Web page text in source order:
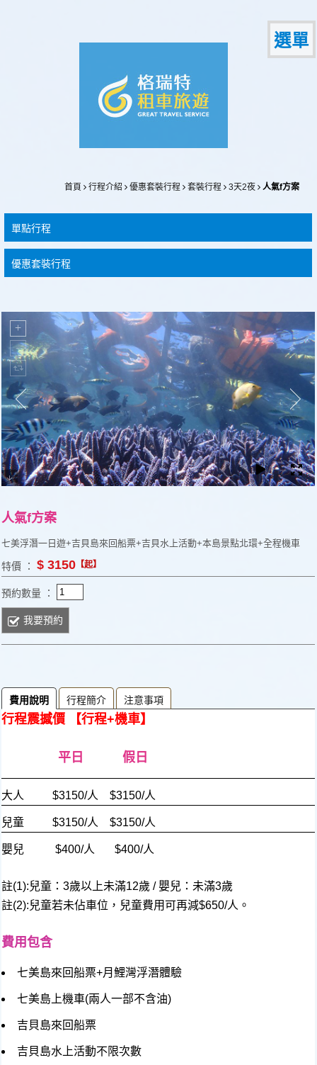
選單
首頁 行程介紹 優惠套裝行程 套裝行程 3天2夜 人氣f方案
單點行程
優惠套裝行程
人氣f方案
七美浮潛一日遊+吉貝島來回船票+吉貝水上活動+本島景點北環+全程機車
特價 ： $ 3150 【起】
預約數量 ：
我要預約
費用說明 行程簡介 注意事項
行程震撼價 【行程+機車】
平日 假日
大人 $3150/人 $3150/人
兒童 $3150/人 $3150/人
嬰兒 $400/人 $400/人
註(1):兒童：3歲以上未滿12歲 / 嬰兒：未滿3歲
註(2):兒童若未佔車位，兒童費用可再減$650/人。
費用包含
七美島來回船票+月鯉灣浮潛體驗
七美島上機車(兩人一部不含油)
吉貝島來回船票
吉貝島水上活動不限次數